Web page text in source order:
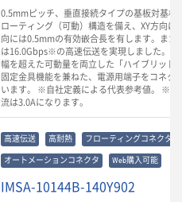
0.5mmピッチ、垂直接続タイプの基板対基板
ローティング（可動）構造を備え、XY方向に
向には0.5mmの有効嵌合長を有します。また
は16.0Gbps※の高速伝送を実現しました。高
幅を超えた可動量を両立した「ハイブリッド
固定金具機能を兼ねた、電源用端子をコネク
います。 ※自社定義による代表参考値。 ※
流は3.0Aになります。
高速伝送 高耐熱 フローティングコネクタ
オートメーションコネクタ Web購入可能
IMSA-10144B-140Y902